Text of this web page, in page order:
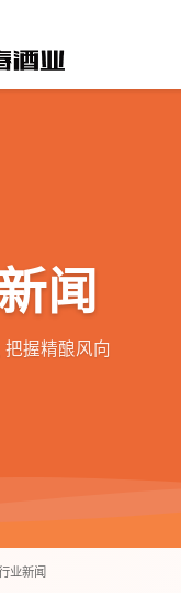
闻
握精酿风向
业新闻